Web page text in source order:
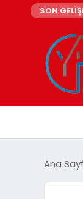
SON
Ana